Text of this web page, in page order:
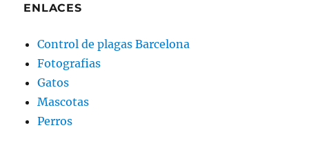
ENLACES
Control de plagas Barcelona
Fotografias
Gatos
Mascotas
Perros